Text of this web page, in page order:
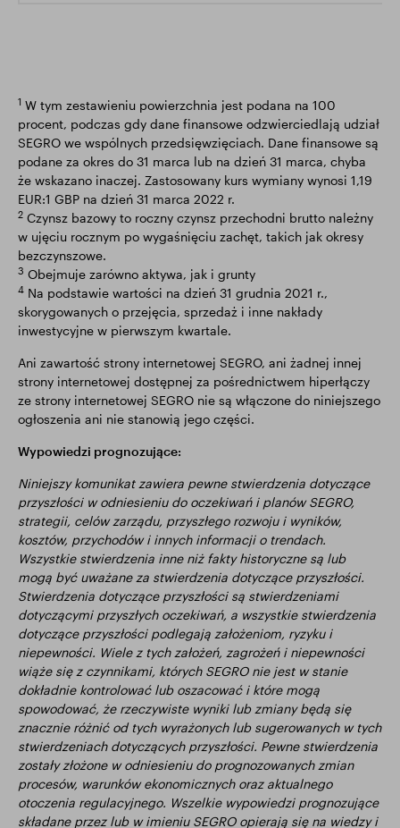
1 W tym zestawieniu powierzchnia jest podana na 100
procent, podczas gdy dane finansowe odzwierciedlają udział
SEGRO we wspólnych przedsięwzięciach. Dane finansowe są
podane za okres do 31 marca lub na dzień 31 marca, chyba
że wskazano inaczej. Zastosowany kurs wymiany wynosi 1,19
EUR:1 GBP na dzień 31 marca 2022 r.
2 Czynsz bazowy to roczny czynsz przechodni brutto należny
w ujęciu rocznym po wygaśnięciu zachęt, takich jak okresy
bezczynszowe.
3 Obejmuje zarówno aktywa, jak i grunty
4 Na podstawie wartości na dzień 31 grudnia 2021 r.,
skorygowanych o przejęcia, sprzedaż i inne nakłady
inwestycyjne w pierwszym kwartale.
Ani zawartość strony internetowej SEGRO, ani żadnej innej
strony internetowej dostępnej za pośrednictwem hiperłączy
ze strony internetowej SEGRO nie są włączone do niniejszego
ogłoszenia ani nie stanowią jego części.
Wypowiedzi prognozujące:
Niniejszy komunikat zawiera pewne stwierdzenia dotyczące
przyszłości w odniesieniu do oczekiwań i planów SEGRO,
strategii, celów zarządu, przyszłego rozwoju i wyników,
kosztów, przychodów i innych informacji o trendach.
Wszystkie stwierdzenia inne niż fakty historyczne są lub
mogą być uważane za stwierdzenia dotyczące przyszłości.
Stwierdzenia dotyczące przyszłości są stwierdzeniami
dotyczącymi przyszłych oczekiwań, a wszystkie stwierdzenia
dotyczące przyszłości podlegają założeniom, ryzyku i
niepewności. Wiele z tych założeń, zagrożeń i niepewności
wiąże się z czynnikami, których SEGRO nie jest w stanie
dokładnie kontrolować lub oszacować i które mogą
spowodować, że rzeczywiste wyniki lub zmiany będą się
znacznie różnić od tych wyrażonych lub sugerowanych w tych
stwierdzeniach dotyczących przyszłości. Pewne stwierdzenia
zostały złożone w odniesieniu do prognozowanych zmian
procesów, warunków ekonomicznych oraz aktualnego
otoczenia regulacyjnego. Wszelkie wypowiedzi prognozujące
składane przez lub w imieniu SEGRO opierają się na wiedzy i